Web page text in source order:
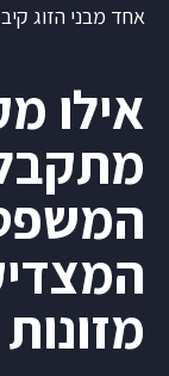
אחד מבני הזוג
אילו
המשפט